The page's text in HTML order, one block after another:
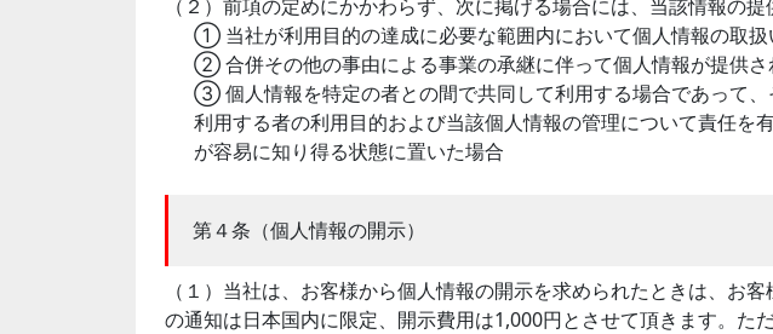
（２）前項の定めにかかわらず、次に掲げる場合には、当該情報の
① 当社が利用目的の達成に必要な範囲内において個人情報の取
② 合併その他の事由による事業の承継に伴って個人情報が提供さ
③ 個人情報を特定の者との間で共同して利用する場合であって
利用する者の利用目的および当該個人情報の管理について責任
が容易に知り得る状態に置いた場合
第４条（個人情報の開示）
（１）当社は、お客様から個人情報の開示を求められたときは、お
の通知は日本国内に限定、開示費用は1,000円とさせて頂きます。